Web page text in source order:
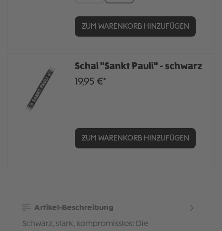
ZUM WARENKORB HINZUFÜGEN
Schal "Sankt Pauli" - schwarz
19,95 €*
ZUM WARENKORB HINZUFÜGEN
Artikel-Beschreibung
Schwarz, stark, kompromisslos: Die